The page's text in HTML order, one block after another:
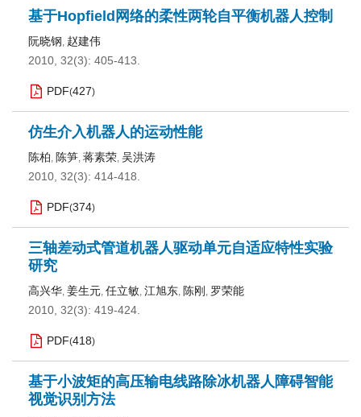
基于Hopfield网络的柔性两轮自平衡机器人控制
阮晓钢, 赵建伟
2010, 32(3): 405-413.
PDF(427)
仿生介入机器人的运动性能
陈柏, 陈笋, 蒋素荣, 吴洪涛
2010, 32(3): 414-418.
PDF(374)
三轴差动式管道机器人驱动单元自适应特性实验
研究
高兴华, 姜生元, 任立敏, 江旭东, 陈刚 , 罗荣能
2010, 32(3): 419-424.
PDF(418)
基于小波矩的高压输电线路除冰机器人障碍智能
视觉识别方法